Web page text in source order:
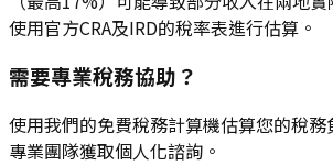
使用官方CRA及IRD的稅率表進行估算。
需要專業稅務協助？
使用我們的免費稅務計算機估算您的稅
專業團隊獲取個人化諮詢。